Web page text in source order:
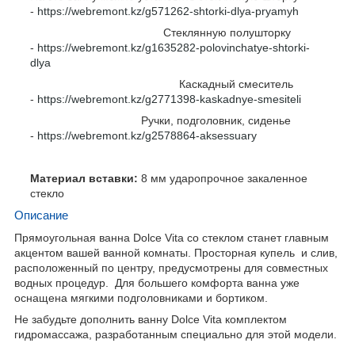
- https://webremont.kz/g571262-shtorki-dlya-pryamyh
Стеклянную полушторку
- https://webremont.kz/g1635282-polovinchatye-shtorki-
dlya
Каскадный смеситель
- https://webremont.kz/g2771398-kaskadnye-smesiteli
Ручки, подголовник, сиденье
- https://webremont.kz/g2578864-aksessuary
Материал вставки: 8 мм ударопрочное закаленное
стекло
Описание
Прямоугольная ванна Dolce Vita со стеклом станет главным
акцентом вашей ванной комнаты. Просторная купель и слив,
расположенный по центру, предусмотрены для совместных
водных процедур. Для большего комфорта ванна уже
оснащена мягкими подголовниками и бортиком.
Не забудьте дополнить ванну Dolce Vita комплектом
гидромассажа, разработанным специально для этой модели.